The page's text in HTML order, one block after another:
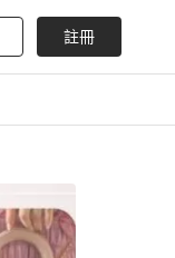
註冊